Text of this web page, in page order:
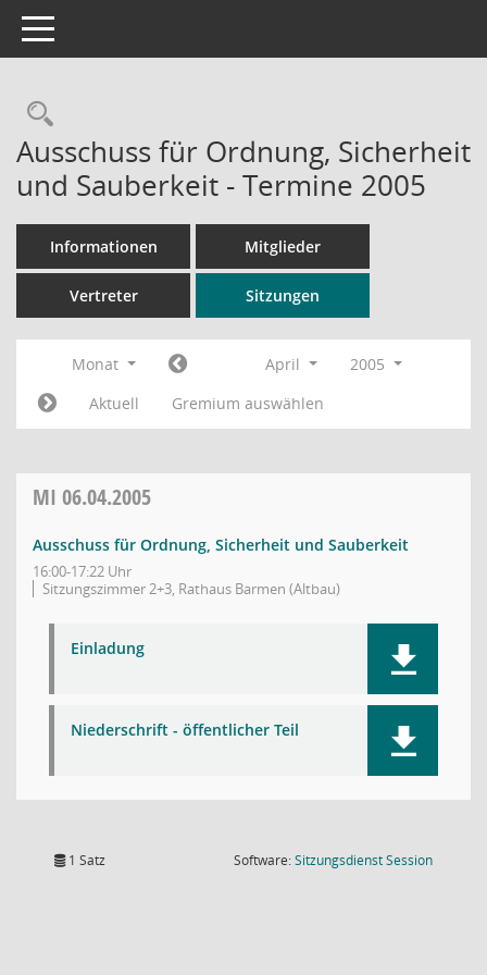
Toggle navigation
Rechercheauswahl
Ausschuss für Ordnung, Sicherheit
und Sauberkeit - Termine 2005
Informationen Mitglieder
Vertreter Sitzungen
Monat April
2005
Aktuell
Gremium auswählen
MI 06.04.2005
Ausschuss für Ordnung, Sicherheit und Sauberkeit
16:00-17:22 Uhr
Sitzungszimmer 2+3, Rathaus Barmen (Altbau)
Einladung
Niederschrift - öffentlicher Teil
1 Satz Software:SitzungsdienstSession(Wird in